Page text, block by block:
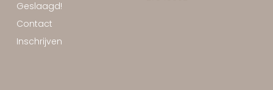
Geslaagd!
Contact
Inschrijven